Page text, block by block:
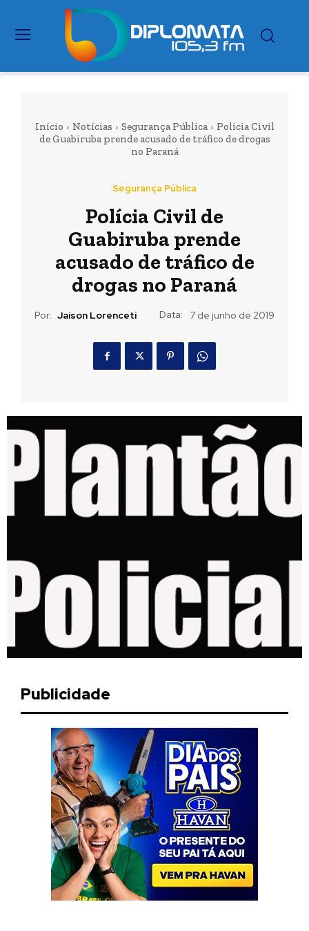
Início Notícias Segurança Pública
Polícia Civil
de Guabiruba prende acusado de tráfico de drogas
no Paraná
Segurança Pública
Polícia Civil de
Guabiruba prende
acusado de tráfico de
drogas no Paraná
Por: Jaison Lorenceti Data: 7 de junho de 2019
Publicidade